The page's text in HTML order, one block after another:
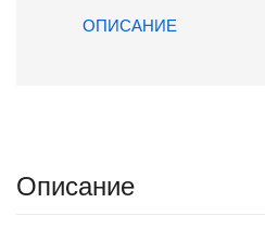
ОПИСАНИЕ
Описание